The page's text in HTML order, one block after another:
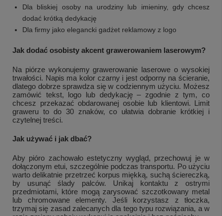
Dla bliskiej osoby na urodziny lub imieniny, gdy chcesz
dodać krótką dedykację
Dla firmy jako elegancki gadżet reklamowy z logo
Jak dodać osobisty akcent grawerowaniem laserowym?
Na piórze wykonujemy grawerowanie laserowe o wysokiej
trwałości. Napis ma kolor czarny i jest odporny na ścieranie,
dlatego dobrze sprawdza się w codziennym użyciu. Możesz
zamówić tekst, logo lub dedykację – zgodnie z tym, co
chcesz przekazać obdarowanej osobie lub klientowi. Limit
graweru to do 30 znaków, co ułatwia dobranie krótkiej i
czytelnej treści.
Jak używać i jak dbać?
Aby pióro zachowało estetyczny wygląd, przechowuj je w
dołączonym etui, szczególnie podczas transportu. Po użyciu
warto delikatnie przetrzeć korpus miękką, suchą ściereczką,
by usunąć ślady palców. Unikaj kontaktu z ostrymi
przedmiotami, które mogą zarysować szczotkowany metal
lub chromowane elementy. Jeśli korzystasz z tłoczka,
trzymaj się zasad zalecanych dla tego typu rozwiązania, a w